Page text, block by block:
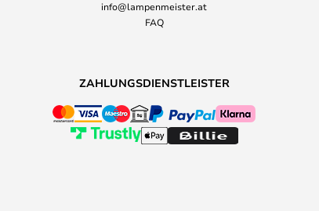
info@lampenmeister.at
FAQ
ZAHLUNGSDIENSTLEISTER